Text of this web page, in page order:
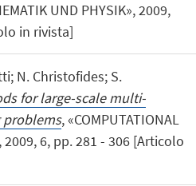
UND PHYSIK», 2009,
in rivista]
N. Christofides; S.
for large-scale multi-
problems, «COMPUTATIONAL
2009, 6, pp. 281 - 306 [Articolo